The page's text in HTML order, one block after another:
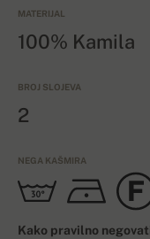
MATERIJAL
100% Kamila
BROJ SLOJEVA
2
NEGA KAŠMIRA
Kako pravilno